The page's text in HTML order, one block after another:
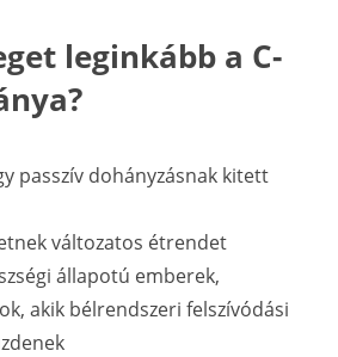
leginkább a C-
passzív dohányzásnak kitett
változatos étrendet
állapotú emberek,
akik bélrendszeri felszívódási